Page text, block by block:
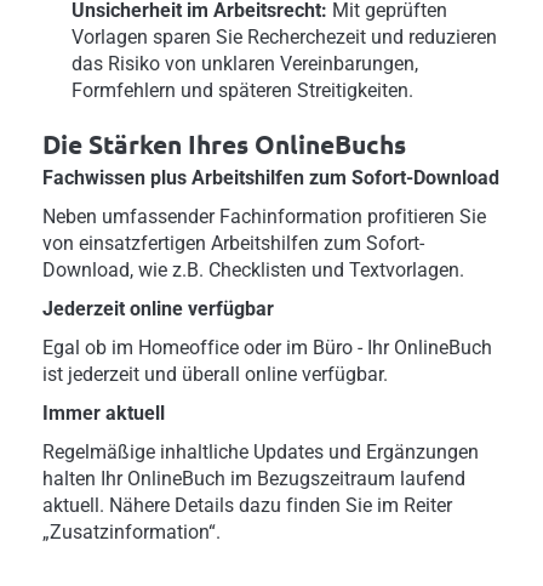
Unsicherheit im Arbeitsrecht: Mit geprüften
Vorlagen sparen Sie Recherchezeit und reduzieren
das Risiko von unklaren Vereinbarungen,
Formfehlern und späteren Streitigkeiten.
Die Stärken Ihres OnlineBuchs
Fachwissen plus Arbeitshilfen zum Sofort-Download
Neben umfassender Fachinformation profitieren Sie
von einsatzfertigen Arbeitshilfen zum Sofort-
Download, wie z.B. Checklisten und Textvorlagen.
Jederzeit online verfügbar
Egal ob im Homeoffice oder im Büro - Ihr OnlineBuch
ist jederzeit und überall online verfügbar.
Immer aktuell
Regelmäßige inhaltliche Updates und Ergänzungen
halten Ihr OnlineBuch im Bezugszeitraum laufend
aktuell. Nähere Details dazu finden Sie im Reiter
„Zusatzinformation“.